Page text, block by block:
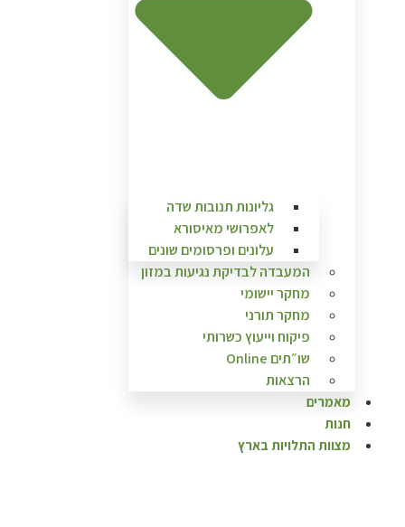
גליונות תנובות שדה
לאפרושי מאיסורא
עלונים ופרסומים שונים
המעבדה לבדיקת נגיעות במזון
מחקר יישומי
מחקר תורני
פיקוח וייעוץ כשרותי
שו״תים Online
הרצאות
מאמרים
חנות
מצוות התלויות בארץ